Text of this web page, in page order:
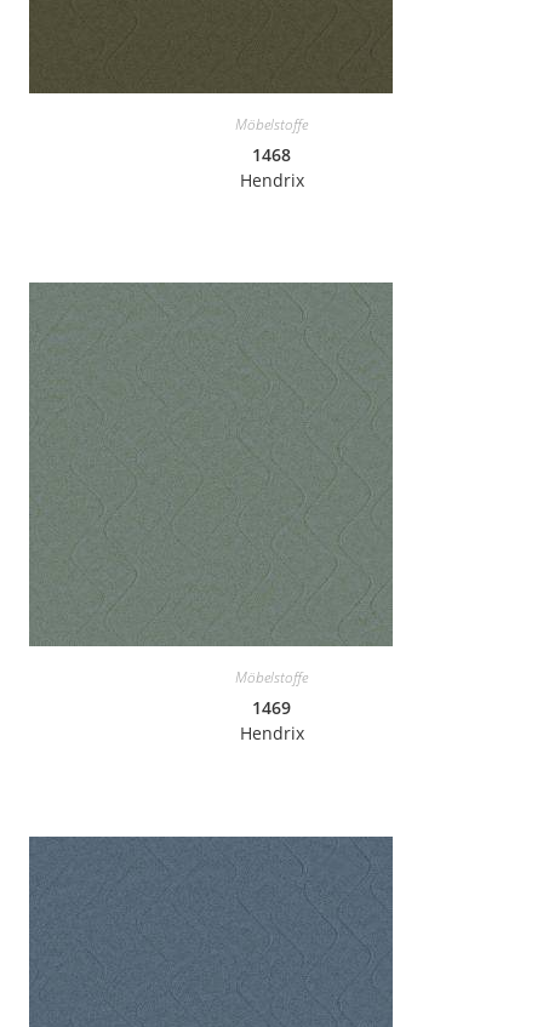
Möbelstoffe
1468
Hendrix
Möbelstoffe
1469
Hendrix